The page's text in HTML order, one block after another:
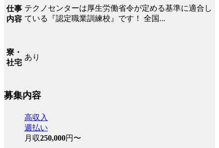
仕事
内容
テクノセンターは厚生労働省令が定める基準に適合し
ている『認定職業訓練校』です！ 全国...
寮・
社宅
あり
募集内容
高収入
週払い
月収250,000円〜